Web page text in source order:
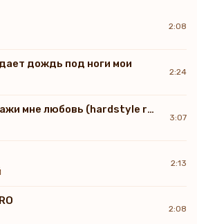
2:08
дождь под ноги мои
2:24
Покажи покажи мне любовь (hardstyle remix)
3:07
2:13
2:08